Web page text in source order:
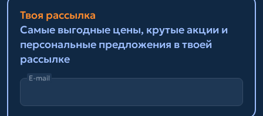
Твоя рассылка
Самые выгодные цены, крутые акции и
персональные предложения в твоей
рассылке
E-mail